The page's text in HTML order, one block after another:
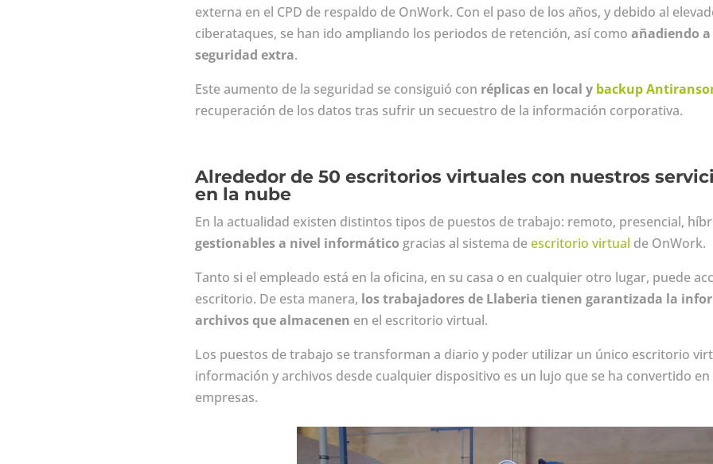
externa en el CPD de respaldo de OnWork. Con el paso de los años, y debido al
ciberataques, se han ido ampliando los periodos de retención, así comoañadiendo
seguridad extra.
Este aumento de la seguridad se consiguió con réplicas en local y backup
recuperación de los datos tras sufrir un secuestro de la información corporativa.
Alrededor de 50 escritorios virtuales con nuestros
en la nube
En la actualidad existen distintos tipos de puestos de trabajo: remoto, presencial,
gestionables a nivel informático gracias al sistema deescritorio virtual de OnWork.
Tanto si el empleado está en la oficina, en su casa o en cualquier otro lugar, puede
escritorio. De esta manera, los trabajadores de Llaberia tienen garantizada la
archivos que almacenen en el escritorio virtual.
Los puestos de trabajo se transforman a diario y poder utilizar un único escritorio
información y archivos desde cualquier dispositivo es un lujo que se ha convertido
empresas.